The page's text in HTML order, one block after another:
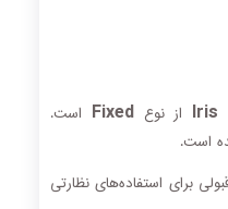
Iris از نوعFixed است.
است.
برای استفاده‌های نظارتی